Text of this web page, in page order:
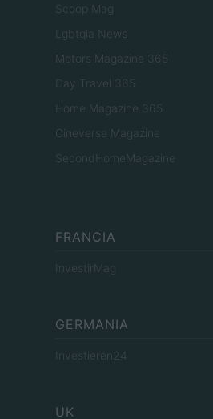
Scoop Mag
Lgbtqia News
Motors Magazine 365
Day Travel 365
Home Magazine 365
Cineverse Magazine
SecondHomeMagazine
FRANCIA
InvestirMag
GERMANIA
Investieren24
UK